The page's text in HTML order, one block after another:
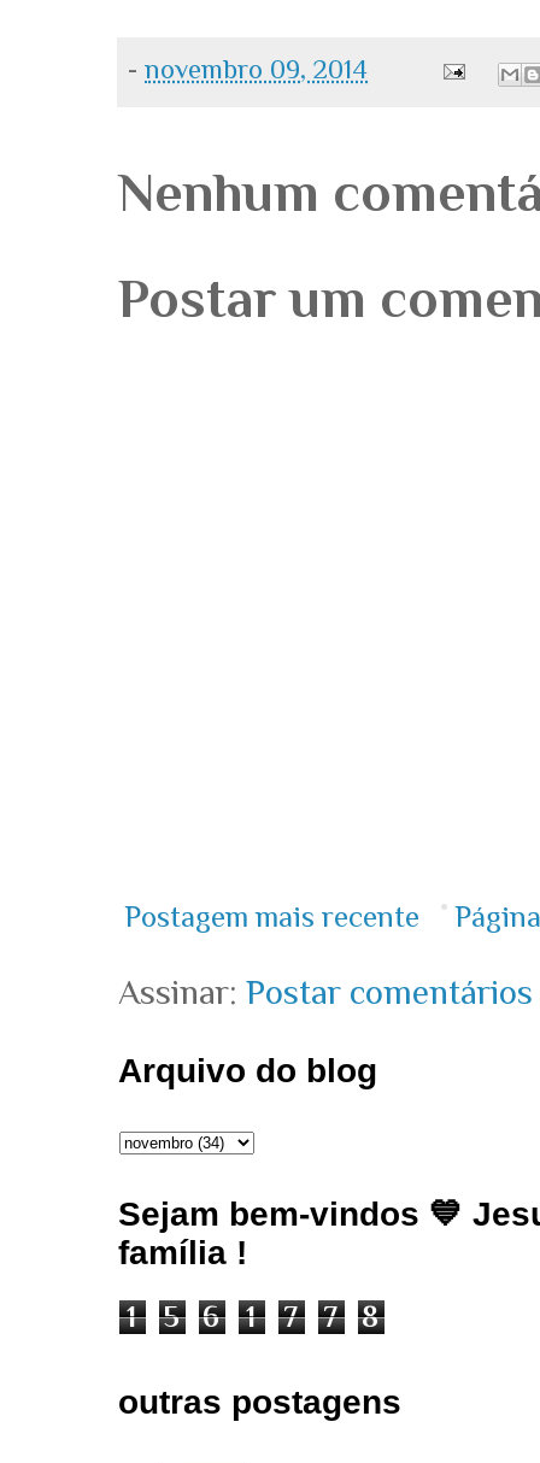
-novembro 09, 2014
Nenhum
Postar um
Postagem mais recente
Assinar:Postar
Arquivo do blog
Sejam bem-vindos 💙
família !
1 5 6 1 7 7 8
outras postagens